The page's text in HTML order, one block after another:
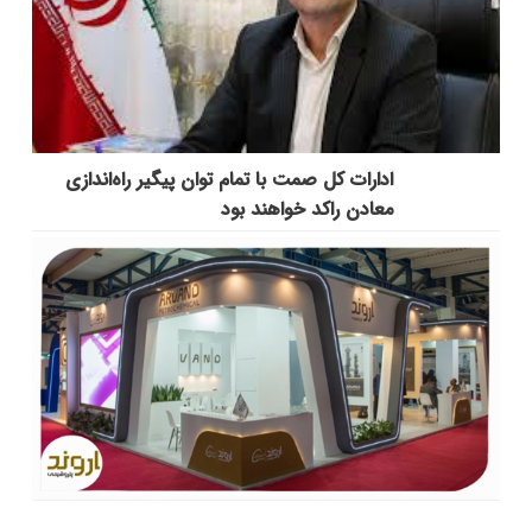
ادارات کل صمت با تمام توان پیگیر راه‌اندازی
معادن راکد خواهند بود